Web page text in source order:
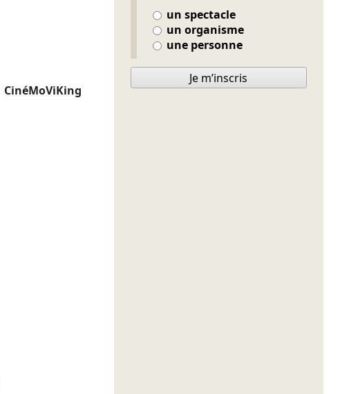
CinéMoViKing
un spectacle
un organisme
une personne
Je m’inscris